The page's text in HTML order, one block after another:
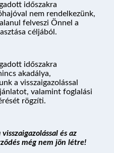
időszakra
nem rendelkezünk,
felveszi Önnel a
céljából.
időszakra
akadálya,
a visszaigazolással
valamint foglalási
rögzíti.
és az
még nem jön létre!